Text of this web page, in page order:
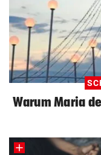
Warum Maria